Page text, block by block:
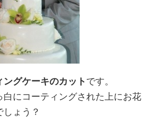
ングケーキのカットです。
白にコーティングされた上にお花
ょう？